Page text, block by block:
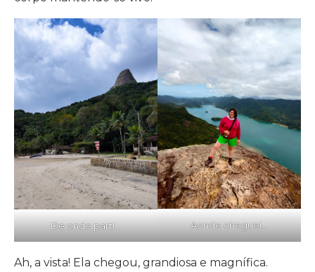
De onde parti… Aonde cheguei…
Ah, a vista! Ela chegou, grandiosa e magnífica.